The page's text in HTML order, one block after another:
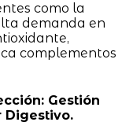
como la
demanda en
complementos
Gestión
Digestivo.